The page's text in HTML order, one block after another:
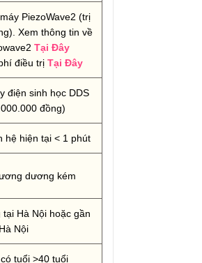
PiezoWave2 (trị
Xem thông tin về
Tại Đây
điều trị Tại Đây
điện sinh học DDS
đồng)
hệ hiện tại < 1 phút
dương kém
Hà Nội hoặc gần
Hà Nội
tuổi >40 tuổi